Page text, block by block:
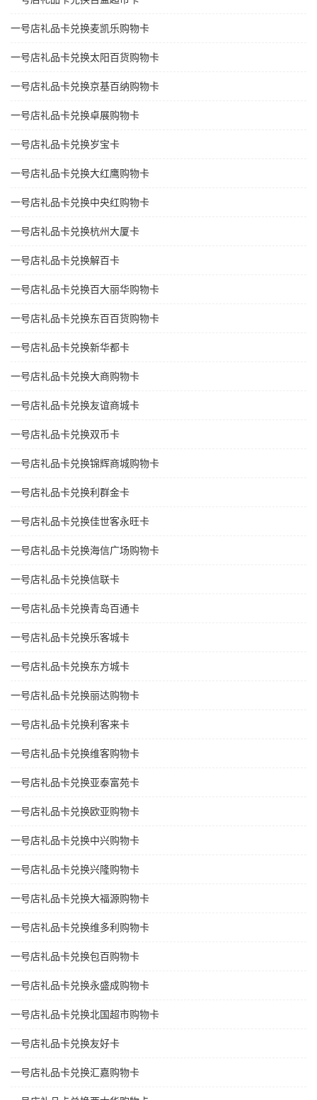
一号店礼品卡兑换麦凯乐购物卡
一号店礼品卡兑换太阳百货购物卡
一号店礼品卡兑换京基百纳购物卡
一号店礼品卡兑换卓展购物卡
一号店礼品卡兑换岁宝卡
一号店礼品卡兑换大红鹰购物卡
一号店礼品卡兑换中央红购物卡
一号店礼品卡兑换杭州大厦卡
一号店礼品卡兑换解百卡
一号店礼品卡兑换百大丽华购物卡
一号店礼品卡兑换东百百货购物卡
一号店礼品卡兑换新华都卡
一号店礼品卡兑换大商购物卡
一号店礼品卡兑换友谊商城卡
一号店礼品卡兑换双币卡
一号店礼品卡兑换锦辉商城购物卡
一号店礼品卡兑换利群金卡
一号店礼品卡兑换佳世客永旺卡
一号店礼品卡兑换海信广场购物卡
一号店礼品卡兑换信联卡
一号店礼品卡兑换青岛百通卡
一号店礼品卡兑换乐客城卡
一号店礼品卡兑换东方城卡
一号店礼品卡兑换丽达购物卡
一号店礼品卡兑换利客来卡
一号店礼品卡兑换维客购物卡
一号店礼品卡兑换亚泰富苑卡
一号店礼品卡兑换欧亚购物卡
一号店礼品卡兑换中兴购物卡
一号店礼品卡兑换兴隆购物卡
一号店礼品卡兑换大福源购物卡
一号店礼品卡兑换维多利购物卡
一号店礼品卡兑换包百购物卡
一号店礼品卡兑换永盛成购物卡
一号店礼品卡兑换北国超市购物卡
一号店礼品卡兑换友好卡
一号店礼品卡兑换汇嘉购物卡